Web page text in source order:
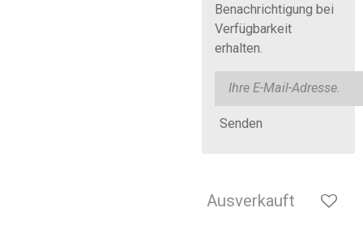
Benachrichtigung bei
Verfügbarkeit
erhalten.
Senden
Ausverkauft